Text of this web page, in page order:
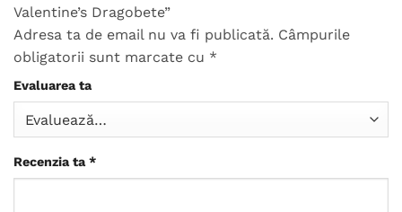
Valentine’s Dragobete”
Adresa ta de email nu va fi publicată. Câmpurile
obligatorii sunt marcate cu *
Evaluarea ta
Recenzia ta*